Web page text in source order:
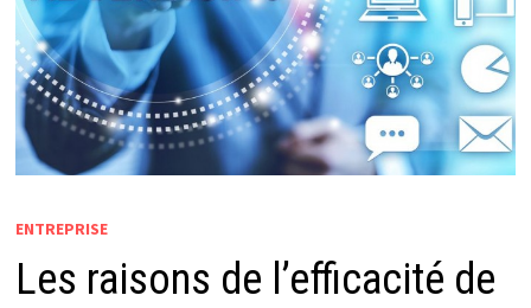
ENTREPRISE
Les raisons de l’efficacité de